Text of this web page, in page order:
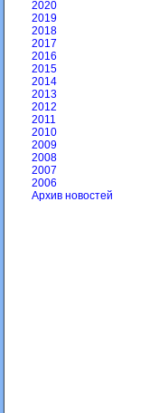
2020
2019
2018
2017
2016
2015
2014
2013
2012
2011
2010
2009
2008
2007
2006
Архив новостей